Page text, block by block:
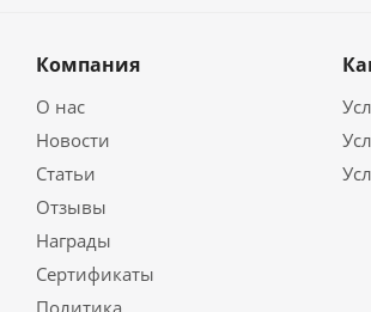
Компания
О нас
Новости
Статьи
Отзывы
Награды
Сертификаты